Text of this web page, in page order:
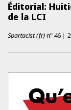
Éditorial:
de la LCI
Spartacist (fr)nº 46 |